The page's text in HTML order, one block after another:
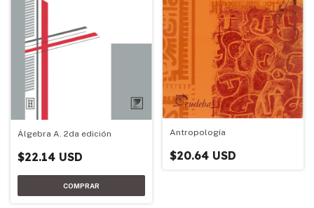
Álgebra A. 2da edición
$22.14 USD
Antropología
$20.64 USD